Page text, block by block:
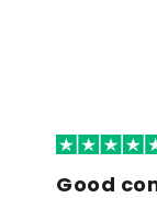
Good